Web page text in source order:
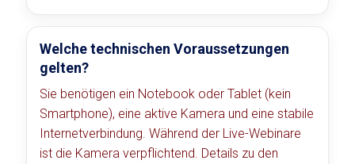
Welche technischen Voraussetzungen
gelten?
Sie benötigen ein Notebook oder Tablet (kein
Smartphone), eine aktive Kamera und eine stabile
Internetverbindung. Während der Live-Webinare
ist die Kamera verpflichtend. Details zu den